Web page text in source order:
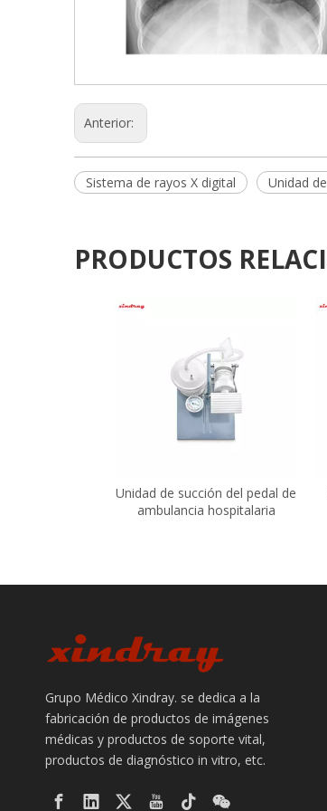
Anterior:
Sistema de rayos X digital Unidad
PRODUCTOS
Unidad de succión del pedal de
ambulancia hospitalaria
Grupo Médico Xindray. se dedica a la
fabricación de productos de imágenes
médicas y productos de soporte vital,
productos de diagnóstico in vitro, etc.